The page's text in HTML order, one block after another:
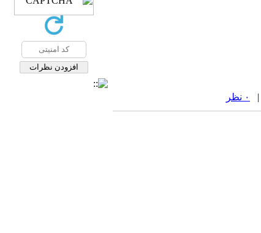
۰ نظر